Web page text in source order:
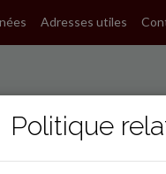
Adresses utiles
Politique